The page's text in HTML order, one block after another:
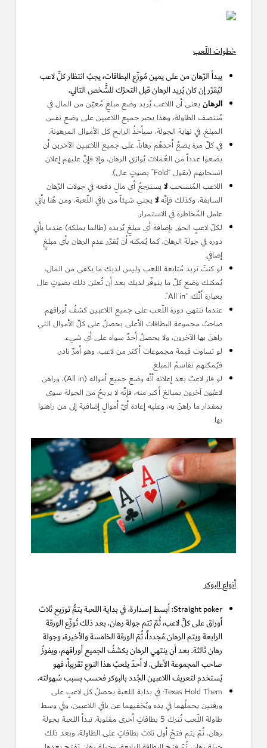
خطوات اللّعب
يبدأ الرّهان من على يمين مُوزّع البطاقات، يجبُ انتظار كلِّ لاعب
ليُقرّر إن كان يُريد الرهان قبل التحرّك للشَّخص التالي.
الرهانيعني أن اللاعب يُريد وضع مبلغٍ مُعيّن من المال في
مُنتصف الطاولة، وهذا يجبر جميع اللاعبين على وضع نفس
المبلغ. في نهاية الجولة، سيأخذُ الرابح كل الأموال المرهونة.
في كلِّ مرة يضعُ أحدهُم رهاناً، على جميع اللاعبين الآخرين أن
يضعوا عدداً من العُملات يُوازي الرهان، وإلا فإنَّ عليهم إعلان
انسحابهم (بقول “Fold” بصوتٍ عال).
اللاعب المُنسحبلايسترجعُ أي مالٍ دفعه في جولات الرّهان
السابقة، وكذلك فإنَّهلايجني شيئاً من باقي اللّعبة، ومن هُنا يأتي
عامل المُخاطرة في الاستمرار.
لكلّ لاعبٍ الحق بإضافة أي مبلغٍ يُريده (طالما يملكه) عندما يأتي
دوره في جولة الرهان، كما يُمكنه أن يُقرّر عدم الرهان بأي مبلغٍ
إضافي.
لو كنتَ تريد مُتابعة اللعب وليس لديك ما يكفي من المال،
يُمكنك وضع كلَّ ما يتوفّر لديك بعد أن تُعلن ذلك بصوتٍ عال
بعبارة أنَّك: “All in”.
عندما تنتهي دورة اللّعب على جميع اللاعبين كشفُ أوراقهم.
صاحبُ مجموعة البطاقات الأعلى يحصلُ على كلِّ الأموال التي
راهنَ بها الآخرون، ولا يحصلُ أحدٌ سواه على أي شيء.
لو تساوت قيمة مجموعات أكثر من لاعب، وهو أمرٌ نادر،
فيُمكنهم تقاسمُ المبلغ.
لو فاز لاعبٌ بعد إعلانه أنَّه وضع جميع أمواله (All in)، وراهن
لاعبُون آخرون بمبالغ أكبر منه، فإنَّه لا يربحُ من الجولة سوى
بمقدار ما راهنَ به، وعليه إعادة أيّ أموالٍ إضافية إلى من راهنوا
بها.
أنواع البوكر
Straight poker: أبسط إصدارة، في بداية اللعبة يتمُّ توزيع ثلاث
أوراق على كلِّ لاعب، ثُمّ تتم جولة رهان. بعد ذلك تُوزّع الورقة
الرابعة ويتم الرهان مُجدداً، ثُمّ الورقة الخامسة والأخيرة، وجولة
رهان ثالثة. بعد أن ينتهي الرهان يكشفُ الجميع أوراقهم، ويفوزُ
صاحب المجموعة الأعلى. لا أحدَ يلعبُ هذا النوع تقريباً، فهو
يُستخدم لتعريف اللاعبين الجُدد بالبوكر فحسب بسبب سُهولته.
Texas Hold Them: في بداية اللعبة يحصلُ كل لاعبٍ على
ورقتين يحملُهما في يده ويُخفيهما عن باقي اللاعبين، وفي وسط
طاولة اللّعب تُترك 5 بطاقاتٍ أخرى مقلوبة. تبدأ اللعبة بجولة
رهان، ثُمّ يتم فتحُ أول ثلاث بطاقاتٍ على الطاولة، وبعد ذلك